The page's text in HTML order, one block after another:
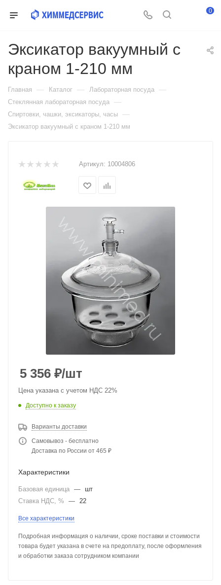
0
Эксикатор вакуумный с
краном 1-210 мм
Главная — Каталог — Лабораторная посуда —
Стеклянная лабораторная посуда —
Спиртовки, чашки, эксикаторы, часы —
Эксикатор вакуумный с краном 1-210 мм
Артикул: 10004806
5 356 ₽/шт
Цена указана с учетом НДС 22%
Доступно к заказу
Варианты доставки
Самовывоз - бесплатно
Доставка по России от 465 ₽
Характеристики
Базовая единица —
шт
Ставка НДС, %
— 22
Все характеристики
Подробная информация о наличии, сроке поставки и стоимости
товара будет указана в счете на предоплату, после оформления
и обработки заказа сотрудником компании